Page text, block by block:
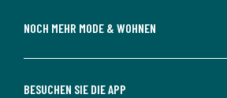
NOCH MEHR MODE & WOHNEN
BESUCHEN SIE DIE APP